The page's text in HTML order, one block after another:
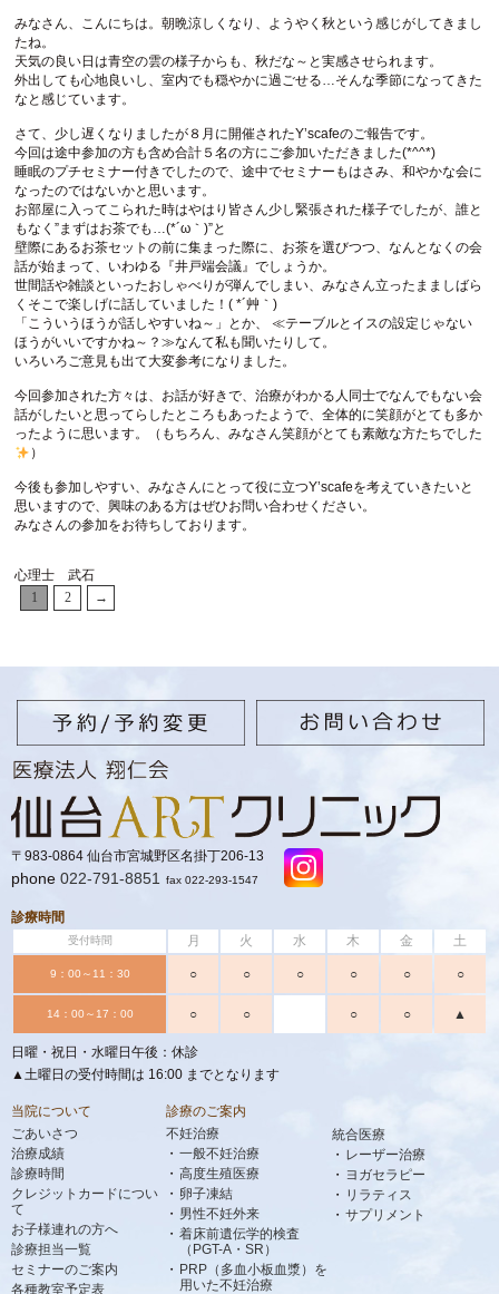
みなさん、こんにちは。朝晩涼しくなり、ようやく秋という感じがしてきまし
たね。
天気の良い日は青空の雲の様子からも、秋だな～と実感させられます。
外出しても心地良いし、室内でも穏やかに過ごせる…そんな季節になってきた
なと感じています。
さて、少し遅くなりましたが８月に開催されたY’scafeのご報告です。
今回は途中参加の方も含め合計５名の方にご参加いただきました(*^^*)
睡眠のプチセミナー付きでしたので、途中でセミナーもはさみ、和やかな会に
なったのではないかと思います。
お部屋に入ってこられた時はやはり皆さん少し緊張された様子でしたが、誰と
もなく”まずはお茶でも…(*´ω｀)”と
壁際にあるお茶セットの前に集まった際に、お茶を選びつつ、なんとなくの会
話が始まって、いわゆる『井戸端会議』でしょうか。
世間話や雑談といったおしゃべりが弾んでしまい、みなさん立ったまましばら
くそこで楽しげに話していました！( *´艸｀)
「こういうほうが話しやすいね～」とか、 ≪テーブルとイスの設定じゃない
ほうがいいですかね～？≫なんて私も聞いたりして。
いろいろご意見も出て大変参考になりました。
今回参加された方々は、お話が好きで、治療がわかる人同士でなんでもない会
話がしたいと思ってらしたところもあったようで、全体的に笑顔がとても多か
ったように思います。（もちろん、みなさん笑顔がとても素敵な方たちでした
）
今後も参加しやすい、みなさんにとって役に立つY’scafeを考えていきたいと
思いますので、興味のある方はぜひお問い合わせください。
みなさんの参加をお待ちしております。
心理士 武石
1
2 →
〒983-0864 仙台市宮城野区名掛丁206-13
phone 022-791-8851 fax 022-293-1547
診療時間
受付時間 月 火 水 木 金 土
9：00～11：30 ○ ○ ○ ○ ○ ○
14：00～17：00 ○ ○ ○ ○ ▲
日曜・祝日・水曜日午後：休診
▲土曜日の受付時間は 16:00 までとなります
当院について
ごあいさつ
治療成績
診療時間
クレジットカードについ
て
お子様連れの方へ
診療担当一覧
セミナーのご案内
各種教室予定表
診療のご案内
不妊治療
一般不妊治療
高度生殖医療
卵子凍結
男性不妊外来
着床前遺伝学的検査
（PGT-A・SR）
PRP（多血小板血漿）を
用いた不妊治療
統合医療
レーザー治療
ヨガセラピー
リラティス
サプリメント